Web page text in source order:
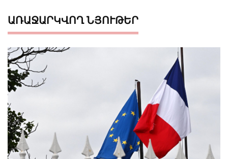
ԱՌԱՋԱՐԿՎՈՂ ՆՅՈՒԹԵՐ